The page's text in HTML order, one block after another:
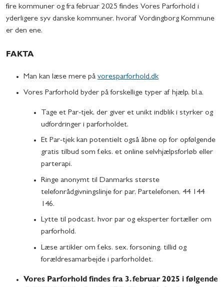
fire kommuner og fra februar 2025 findes Vores Parforhold i
yderligere syv danske kommuner, hvoraf Vordingborg Kommune
er den ene.
FAKTA
Man kan læse mere på voresparforhold.dk
Vores Parforhold byder på forskellige typer af hjælp, bl.a.
Tage et Par-tjek, der giver et unikt indblik i styrker og
udfordringer i parforholdet.
Et Par-tjek kan potentielt også åbne op for opfølgende
gratis tilbud som f.eks. et online selvhjælpsforløb eller
parterapi.
Ringe anonymt til Danmarks største
telefonrådgivningslinje for par, Partelefonen, 44 144
146.
Lytte til podcast, hvor par og eksperter fortæller om
parforhold.
Læse artikler om f.eks. sex, forsoning, tillid og
forældresamarbejde i parforholdet.
Vores Parforhold findes fra 3. februar 2025 i følgende